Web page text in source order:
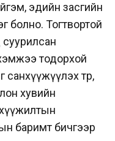
эдийн засгийн
болно. Тогтвортой
суурилсан
тодорхой
санхүүжүүлэх төр,
хувийн
баримт бичгээр